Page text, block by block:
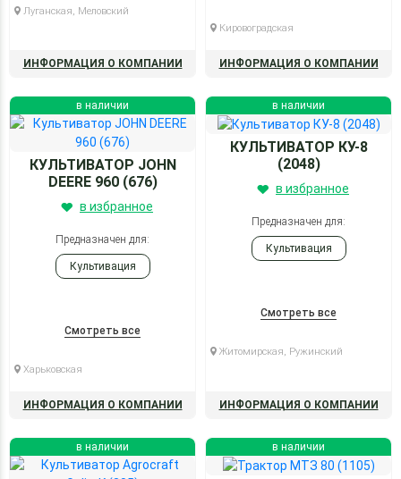
Луганская, Меловский
ИНФОРМАЦИЯ О КОМПАНИИ
Кировоградская
ИНФОРМАЦИЯ О КОМПАНИИ
в наличии
КУЛЬТИВАТОР JOHN
DEERE 960 (676)
в избранное
Предназначен для:
Культивация
Смотреть все
Харьковская
ИНФОРМАЦИЯ О КОМПАНИИ
в наличии
КУЛЬТИВАТОР КУ-8
(2048)
в избранное
Предназначен для:
Культивация
Смотреть все
Житомирская, Ружинский
ИНФОРМАЦИЯ О КОМПАНИИ
в наличии в наличии